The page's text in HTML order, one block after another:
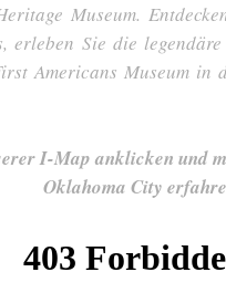
Museum.
erleben Sie die
Americans Museum
I-Map anklicken und
Oklahoma City